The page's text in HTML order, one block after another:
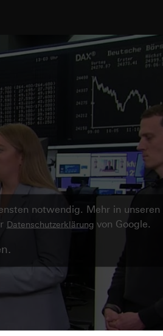
notwendig. Mehr in unseren
Datenschutzerklärungvon Google.